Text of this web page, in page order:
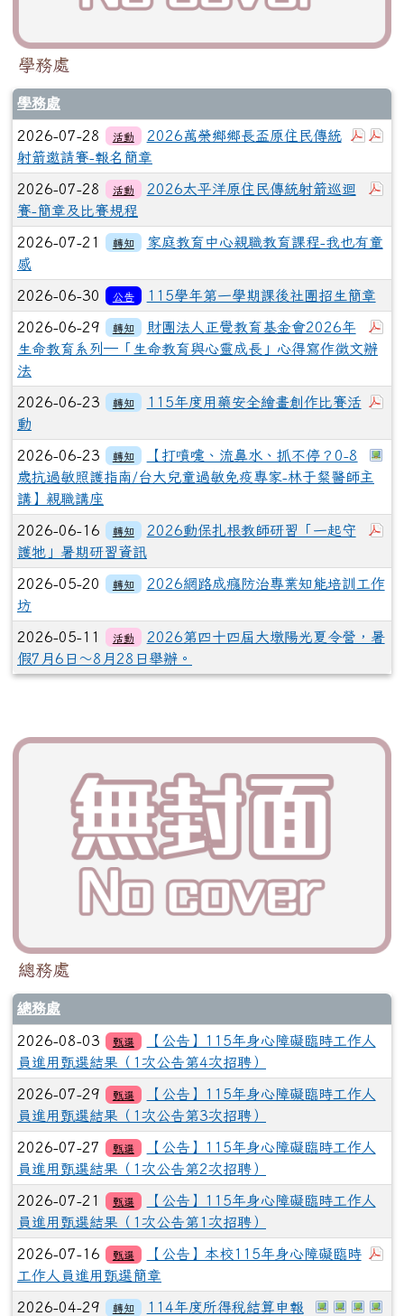
學務處
學務處
下載
2026-07-28 活動
2026萬榮鄉鄉長盃原住民傳統
射箭邀請賽-報名簡章
2026-07-28 活動
2026太平洋原住民傳統射箭巡迴
賽-簡章及比賽規程
2026-07-21 轉知
家庭教育中心親職教育課程-我也有童
感
2026-06-30 公告 115學年第一學期課後社團招生簡章
2026-06-29 轉知
財團法人正覺教育基金會2026年
生命教育系列─「生命教育與心靈成長」心得寫作徵文辦
法
2026-06-23 轉知
115年度用藥安全繪畫創作比賽活
動
2026-06-23 轉知
【打噴嚏、流鼻水、抓不停？0-8
歲抗過敏照護指南/台大兒童過敏免疫專家-林于粲醫師主
講】親職講座
2026-06-16 轉知
2026動保扎根教師研習「一起守
護牠」暑期研習資訊
2026-05-20 轉知
2026網路成癮防治專業知能培訓工作
坊
2026-05-11 活動
2026第四十四屆大墩陽光夏令營，暑
假7月6日～8月28日舉辦。
總務處
總務處
2026-08-03 甄選
【公告】115年身心障礙臨時工作人
員進用甄選結果（1次公告第4次招聘）
2026-07-29 甄選
【公告】115年身心障礙臨時工作人
員進用甄選結果（1次公告第3次招聘）
2026-07-27 甄選
【公告】115年身心障礙臨時工作人
員進用甄選結果（1次公告第2次招聘）
2026-07-21 甄選
【公告】115年身心障礙臨時工作人
員進用甄選結果（1次公告第1次招聘）
2026-07-16 甄選
【公告】本校115年身心障礙臨時
工作人員進用甄選簡章
於彈跳視
於彈跳
於彈
2026-04-29 轉知 114年度所得稅結算申報